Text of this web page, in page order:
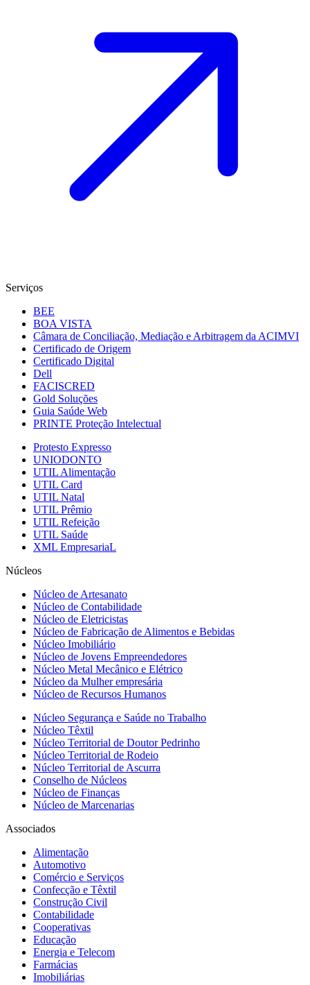
Serviços
BEE
BOA VISTA
Câmara de Conciliação, Mediação e Arbitragem da ACIMVI
Certificado de Origem
Certificado Digital
Dell
FACISCRED
Gold Soluções
Guia Saúde Web
PRINTE Proteção Intelectual
Protesto Expresso
UNIODONTO
UTIL Alimentação
UTIL Card
UTIL Natal
UTIL Prêmio
UTIL Refeição
UTIL Saúde
XML EmpresariaL
Núcleos
Núcleo de Artesanato
Núcleo de Contabilidade
Núcleo de Eletricistas
Núcleo de Fabricação de Alimentos e Bebidas
Núcleo Imobiliário
Núcleo de Jovens Empreendedores
Núcleo Metal Mecânico e Elétrico
Núcleo da Mulher empresária
Núcleo de Recursos Humanos
Núcleo Segurança e Saúde no Trabalho
Núcleo Têxtil
Núcleo Territorial de Doutor Pedrinho
Núcleo Territorial de Rodeio
Núcleo Territorial de Ascurra
Conselho de Núcleos
Núcleo de Finanças
Núcleo de Marcenarias
Associados
Alimentação
Automotivo
Comércio e Serviços
Confecção e Têxtil
Construção Civil
Contabilidade
Cooperativas
Educação
Energia e Telecom
Farmácias
Imobiliárias